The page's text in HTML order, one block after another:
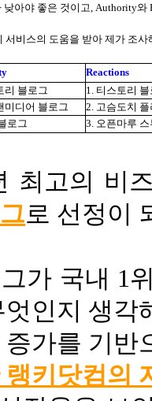
아야 좋은 것이고, Authority
서비스의 도움을 받아 제가 조
Reactions
리 블로그
1. 티스토리
미디어 블로그 2. 고슴도치 플
로그 3. 오픈마루
최고의 비
로 선정이
가 국내 1
인지 생각
증가를 기
키닷컴의